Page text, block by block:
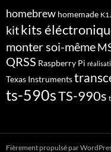
homebrew homemade
kitkits
monter soi-même
QRSS Raspberry Pi
Texas Instruments
ts-590sTS-990s
Fièrement propulsé par